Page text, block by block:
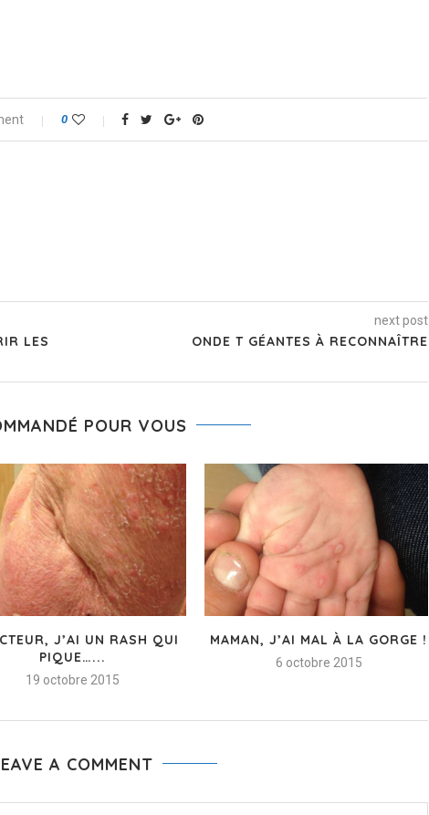
0
LES
next post
ONDE T GÉANTES À RECONNAÎTRE
POUR VOUS
J’AI UN RASH QUI
PIQUE…...
19 octobre 2015
MAMAN, J’AI MAL À LA GORGE !
6 octobre 2015
A COMMENT